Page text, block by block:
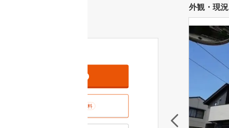
外観・現況
無料